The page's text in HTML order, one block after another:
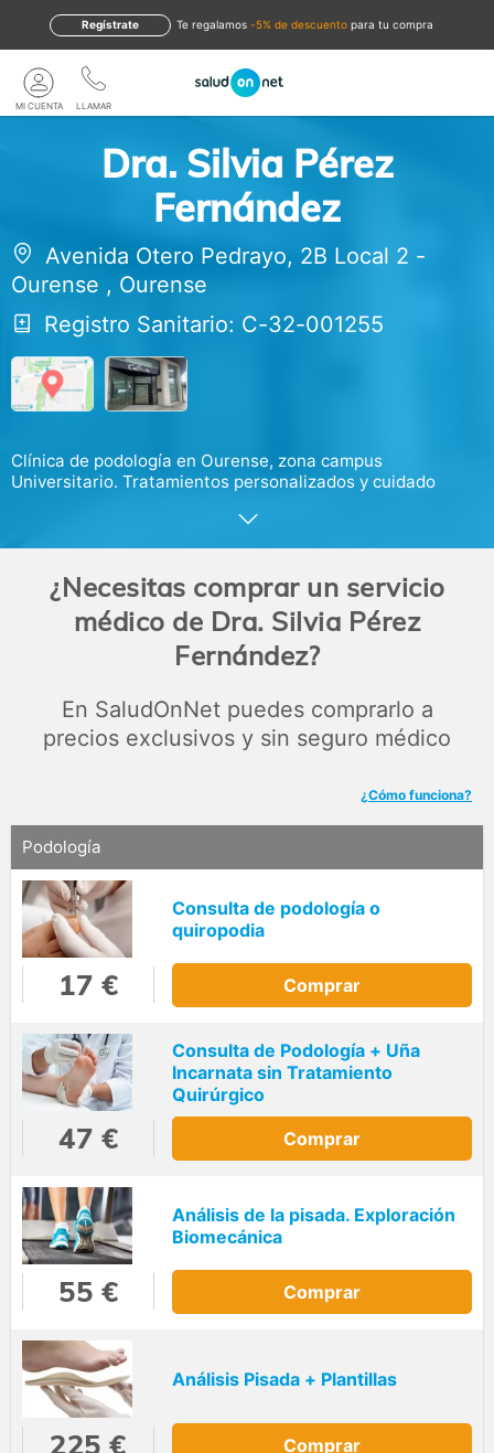
te regalamos -5% de descuento para tu compra
Regístrate
LLAMAR
MI CUENTA
Dra. Silvia Pérez
Fernández
Avenida Otero Pedrayo, 2B Local 2 -
Ourense , Ourense
Registro Sanitario: C-32-001255
Clínica de podología en Ourense, zona campus
Universitario. Tratamientos personalizados y cuidado
afecciones dermatológicas ( hongos, bacterias,
papilomas…). Callos, durezas, uñas engrosadas,
solución definitiva uñas encarnadas. Atención a domicilio.
¿Necesitas comprar un servicio
médico de Dra. Silvia Pérez
Fernández?
En SaludOnNet puedes comprarlo a
precios exclusivos y sin seguro médico
¿Cómo funciona?
Podología
Consulta de podología o
quiropodia
17 € Comprar
Consulta de Podología + Uña
Incarnata sin Tratamiento
Quirúrgico
47 € Comprar
Análisis de la pisada. Exploración
Biomecánica
55 € Comprar
Análisis Pisada + Plantillas
225 € Comprar